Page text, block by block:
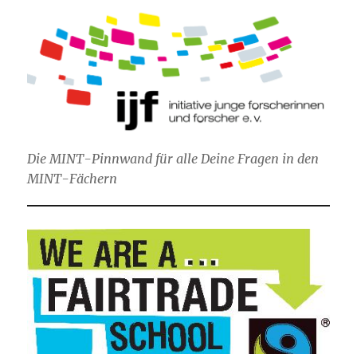
Die MINT-Pinnwand für alle Deine Fragen in den
MINT-Fächern